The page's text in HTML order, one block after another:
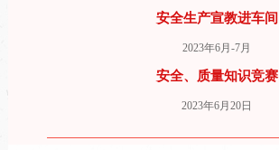
安全生产宣教进车间
2023年6月-7月
安全、质量知识竞赛
2023年6月20日